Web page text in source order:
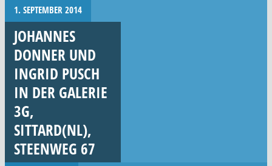
1. SEPTEMBER 2014
JOHANNES
DONNER UND
INGRID PUSCH
IN DER GALERIE
3G,
SITTARD(NL),
STEENWEG 67